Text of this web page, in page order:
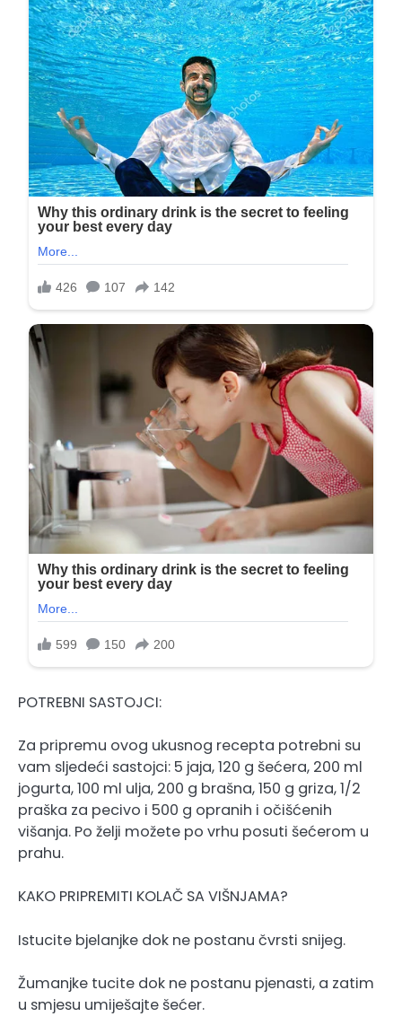
POTREBNI SASTOJCI:
Za pripremu ovog ukusnog recepta potrebni su
vam sljedeći sastojci: 5 jaja, 120 g šećera, 200 ml
jogurta, 100 ml ulja, 200 g brašna, 150 g griza, 1/2
praška za pecivo i 500 g opranih i očišćenih
višanja. Po želji možete po vrhu posuti šećerom u
prahu.
KAKO PRIPREMITI KOLAČ SA VIŠNJAMA?
Istucite bjelanjke dok ne postanu čvrsti snijeg.
Žumanjke tucite dok ne postanu pjenasti, a zatim
u smjesu umiješajte šećer.